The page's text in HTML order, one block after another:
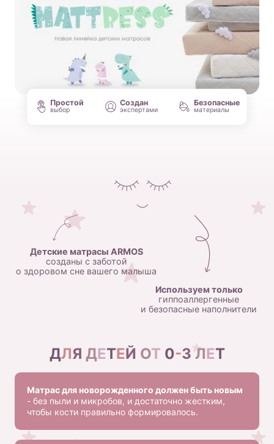
Простой
выбор
Создан
экспертами
Безопасные
материалы
Детские матрасы ARMOS
созданы с заботой
о здоровом сне вашего малыша
Используем только
гиппоаллергенные
и безопасные наполнители
ДЛЯ ДЕТЕЙ ОТ 0-3 ЛЕТ
Матрас для новорожденного должен быть новым
- без пыли и микробов, и достаточно жестким,
чтобы кости правильно формировалось.